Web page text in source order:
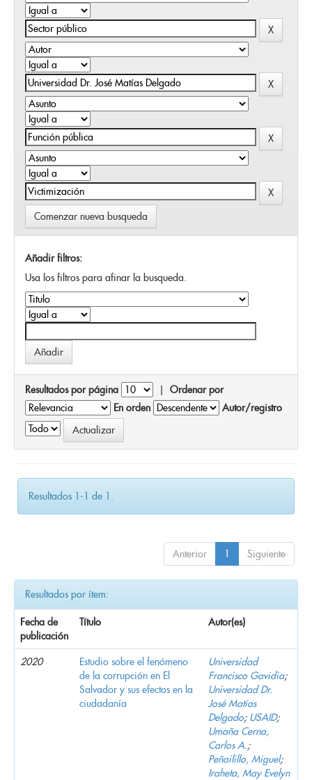
Comenzar nueva busqueda
Añadir filtros:
Usa los filtros para afinar la busqueda.
Resultados por página | Ordenar por
En orden
Autor/registro
Resultados 1-1 de 1.
Anterior 1 Siguiente
Resultados por ítem:
Fecha de
publicación
Título Autor(es)
2020
Estudio sobre el fenómeno
de la corrupción en El
Salvador y sus efectos en la
ciudadanía
Universidad
Francisco Gavidia;
Universidad Dr.
José Matías
Delgado; USAID;
Umaña Cerna,
Carlos A.;
Peñailillo, Miguel;
Iraheta, May Evelyn